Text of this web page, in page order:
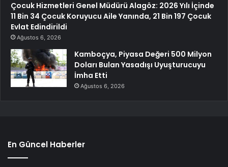
Çocuk Hizmetleri Genel Müdürü Alagöz: 2026 Yılı İçinde
11 Bin 34 Çocuk Koruyucu Aile Yanında, 21 Bin 197 Çocuk
Evlat Edindirildi
Ağustos 6, 2026
Kamboçya, Piyasa Değeri 500 Milyon
Doları Bulan Yasadışı Uyuşturucuyu
İmha Etti
Ağustos 6, 2026
En Güncel Haberler